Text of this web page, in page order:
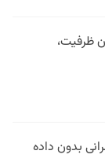
ظرفیت،
بدون داده